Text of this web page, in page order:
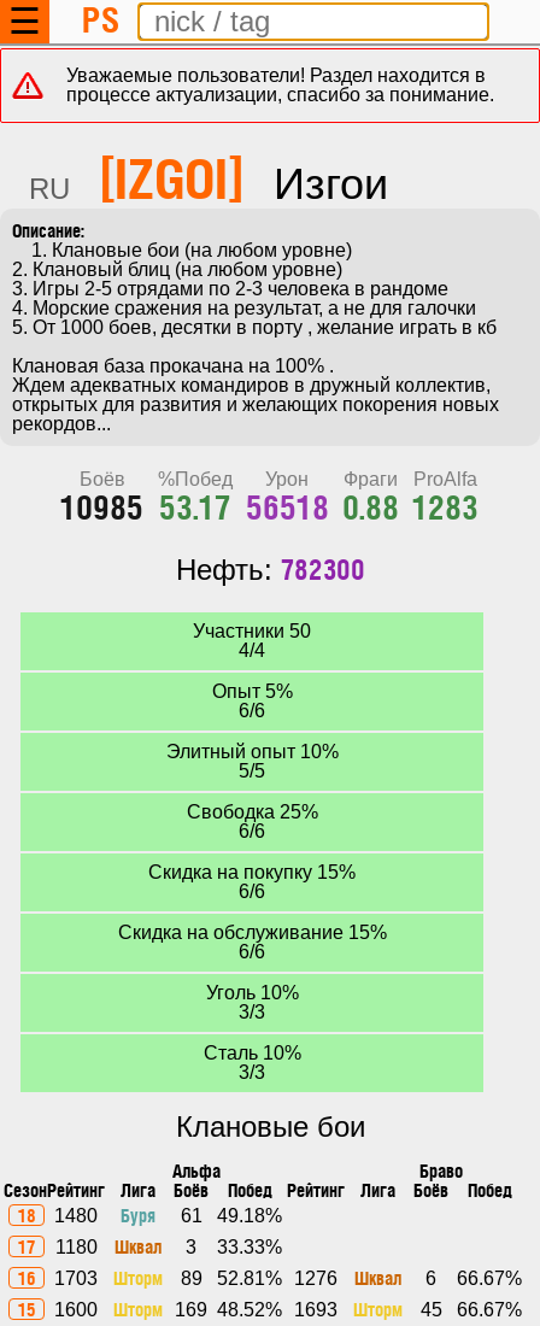
☰ PS
Уважаемые пользователи! Раздел находится в
процессе актуализации, спасибо за понимание.
RU [IZGOI] Изгои
2. Клановый блиц (на любом уровне)
3. Игры 2-5 отрядами по 2-3 человека в рандоме
4. Морские сражения на результат, а не для галочки
5. От 1000 боев, десятки в порту , желание играть в кб
Клановая база прокачана на 100% .
Ждем адекватных командиров в дружный коллектив,
открытых для развития и желающих покорения новых
рекордов...
Боёв
10985
%Побед
53.17
Урон
56518
Фраги
0.88
ProAlfa
1283
Нефть: 782300
Участники 50
4/4
Опыт 5%
6/6
Элитный опыт 10%
5/5
Свободка 25%
6/6
Скидка на покупку 15%
6/6
Скидка на обслуживание 15%
6/6
Уголь 10%
3/3
Сталь 10%
3/3
Клановые бои
Альфа Браво
СезонРейтинг Лига Боёв Побед Рейтинг Лига Боёв
Побед
18
1480 Буря 61 49.18%
17 1180 Шквал 3 33.33%
16 1703 Шторм 89 52.81% 1276 Шквал 6 66.67%
15 1600 Шторм 169 48.52% 1693 Шторм 45 66.67%